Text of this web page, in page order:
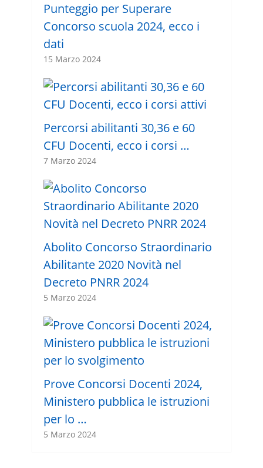
Punteggio per Superare
Concorso scuola 2024, ecco i
dati
15 Marzo 2024
Percorsi abilitanti 30,36 e 60
CFU Docenti, ecco i corsi …
7 Marzo 2024
Abolito Concorso Straordinario
Abilitante 2020 Novità nel
Decreto PNRR 2024
5 Marzo 2024
Prove Concorsi Docenti 2024,
Ministero pubblica le istruzioni
per lo …
5 Marzo 2024